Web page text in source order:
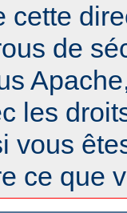
cette
de
les
vous
ce que